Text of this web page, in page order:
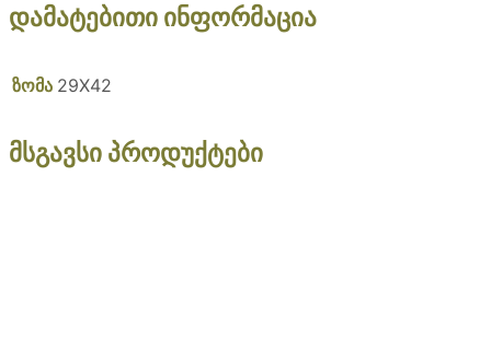
დამატებითი ინფორმაცია
ზომა 29X42
მსგავსი პროდუქტები